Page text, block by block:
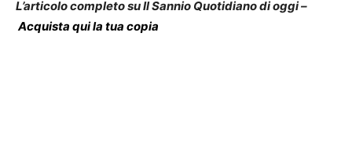
L’articolo completo su Il Sannio Quotidiano di oggi –
Acquista qui la tua copia